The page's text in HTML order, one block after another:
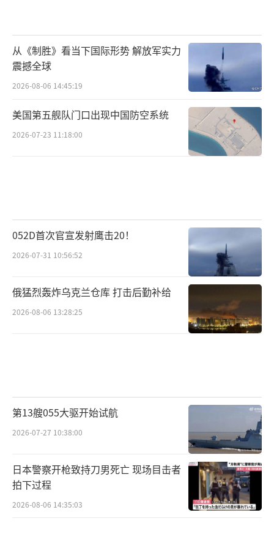
从《制胜》看当下国际形势 解放军实力
震撼全球
2026-08-06 14:45:19
美国第五舰队门口出现中国防空系统
2026-07-23 11:18:00
052D首次官宣发射鹰击20！
2026-07-31 10:56:52
俄猛烈轰炸乌克兰仓库 打击后勤补给
2026-08-06 13:28:25
第13艘055大驱开始试航
2026-07-27 10:38:00
日本警察开枪致持刀男死亡 现场目击者
拍下过程
2026-08-06 14:35:03